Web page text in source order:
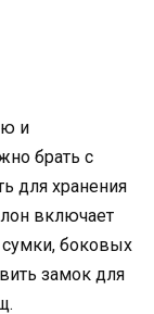
и
брать с
для хранения
включает
боковых
замок для